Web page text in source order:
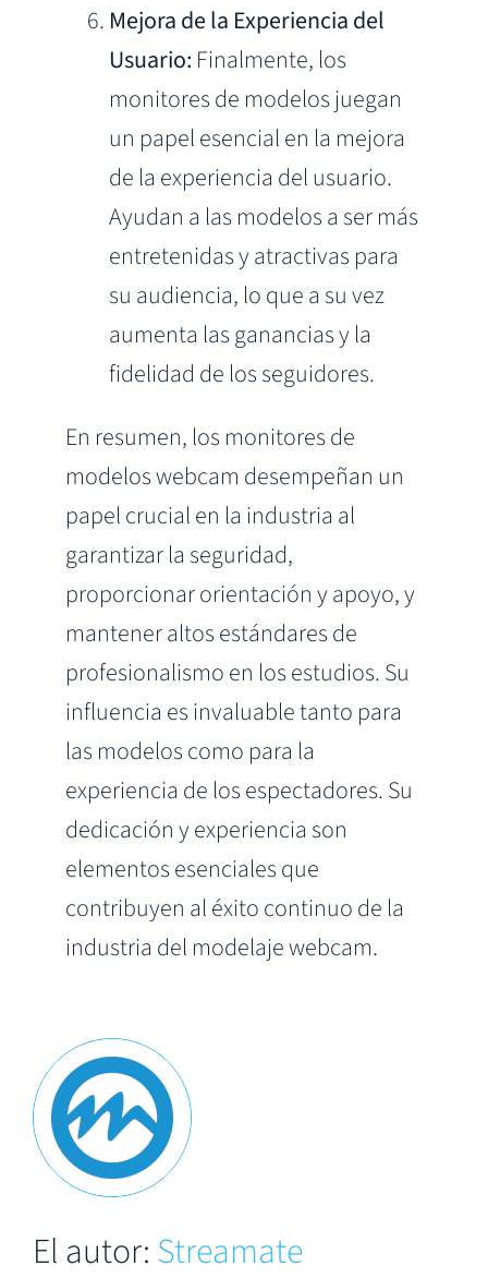
Mejora de la Experiencia del
Usuario: Finalmente, los
monitores de modelos juegan
un papel esencial en la mejora
de la experiencia del usuario.
Ayudan a las modelos a ser más
entretenidas y atractivas para
su audiencia, lo que a su vez
aumenta las ganancias y la
fidelidad de los seguidores.
En resumen, los monitores de
modelos webcam desempeñan un
papel crucial en la industria al
garantizar la seguridad,
proporcionar orientación y apoyo, y
mantener altos estándares de
profesionalismo en los estudios. Su
influencia es invaluable tanto para
las modelos como para la
experiencia de los espectadores. Su
dedicación y experiencia son
elementos esenciales que
contribuyen al éxito continuo de la
industria del modelaje webcam.
El autor:Streamate